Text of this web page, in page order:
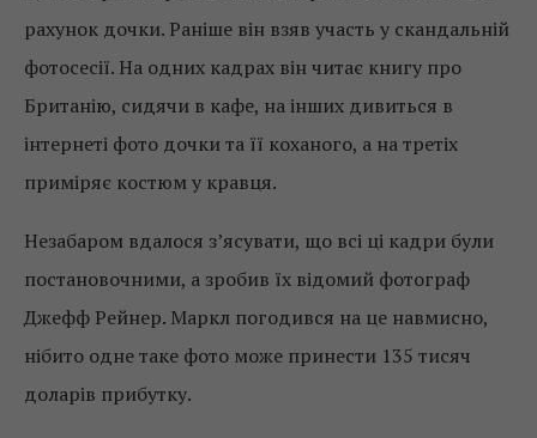
рахунок дочки. Раніше він взяв участь у скандальній
фотосесії. На одних кадрах він читає книгу про
Британію, сидячи в кафе, на інших дивиться в
інтернеті фото дочки та її коханого, а на третіх
приміряє костюм у кравця.
Незабаром вдалося з’ясувати, що всі ці кадри були
постановочними, а зробив їх відомий фотограф
Джефф Рейнер. Маркл погодився на це навмисно,
нібито одне таке фото може принести 135 тисяч
доларів прибутку.